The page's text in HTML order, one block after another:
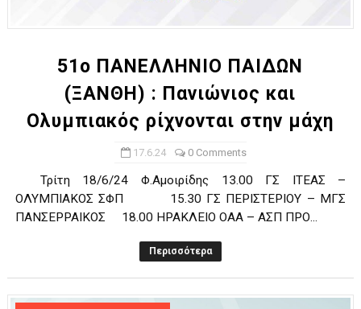
Ο δρόμος για τον 29ο τελικό κυπέλλου ανδρών ΕΣΚΑΝΑ
U21: Τεράστια πρόκριση για τον Πανελευσινιακό στον
Γ΄ανδρών play offs : "Σκληρό" καρύδι η Φιλία Περάματος
51ο ΠΑΝΕΛΛΗΝΙΟ ΠΑΙΔΩΝ
(ΞΑΝΘΗ) : Πανιώνιος και
Ολυμπιακός ρίχνονται στην μάχη
17.6.24 0 Comments
Τρίτη 18/6/24 Φ.Αμοιρίδης 13.00 ΓΣ ΙΤΕΑΣ –
ΟΛΥΜΠΙΑΚΟΣ ΣΦΠ 15.30 ΓΣ ΠΕΡΙΣΤΕΡΙΟΥ – ΜΓΣ
ΠΑΝΣΕΡΡΑΙΚΟΣ 18.00 ΗΡΑΚΛΕΙΟ ΟΑΑ – ΑΣΠ ΠΡΟ...
Περισσότερα